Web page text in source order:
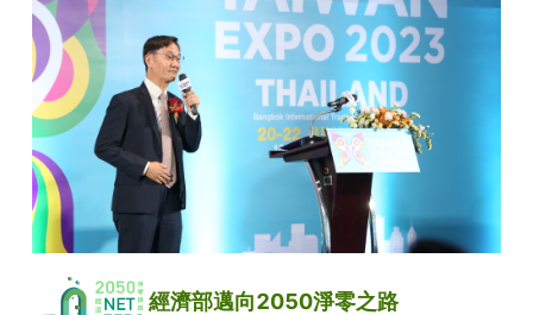
經濟部邁向2050淨零之路